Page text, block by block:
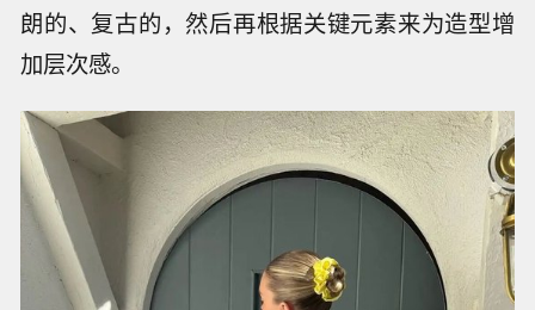
朗的、复古的，然后再根据关键元素来为造型增
加层次感。